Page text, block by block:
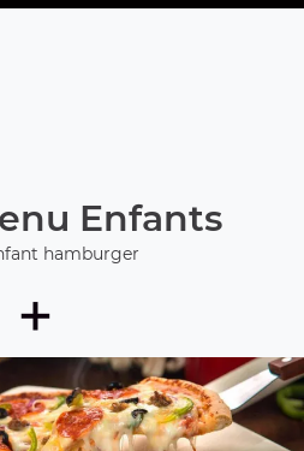
Enfants
hamburger
+